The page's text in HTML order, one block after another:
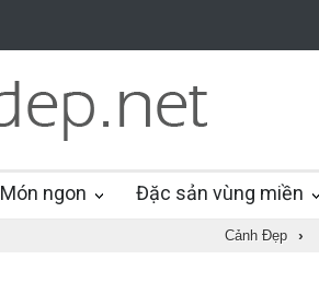
Món ngon Đặc sản vùng miền
Cảnh Đẹp ›